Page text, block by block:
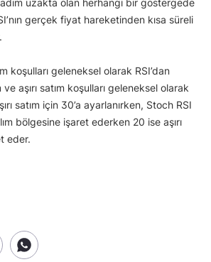
gerçek fiyat hareketinden kısa süreli
koşulları geleneksel olarak RSI’dan
ve aşırı satım koşulları geleneksel olarak
satım için 30’a ayarlanırken, Stoch RSI
bölgesine işaret ederken 20 ise aşırı
eder.